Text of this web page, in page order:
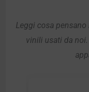
Leggi cosa
vinili usati da